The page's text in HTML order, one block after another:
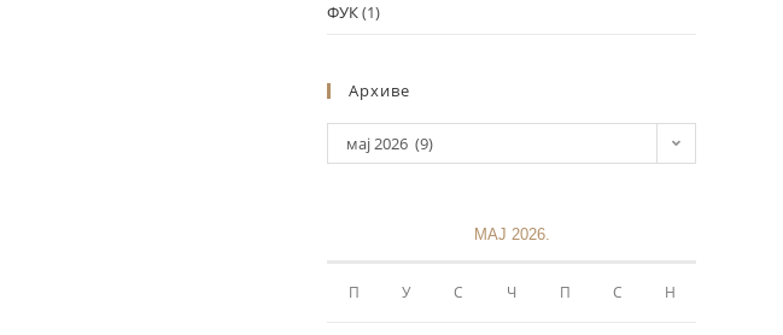
ФУК(1)
Архиве
мај 2026 (9)
МАЈ 2026.
П У С Ч П С Н